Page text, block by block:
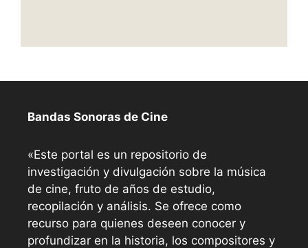
Bandas Sonoras de Cine
«Este portal es un repositorio de
investigación y divulgación sobre la música
de cine, fruto de años de estudio,
recopilación y análisis. Se ofrece como
recurso para quienes deseen conocer y
profundizar en la historia, los compositores y